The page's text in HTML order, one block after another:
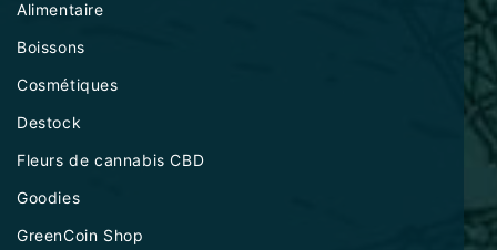
Alimentaire
Boissons
Cosmétiques
Destock
Fleurs de cannabis CBD
Goodies
GreenCoin Shop